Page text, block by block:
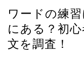
ワードの練
にある？初
文を調査！